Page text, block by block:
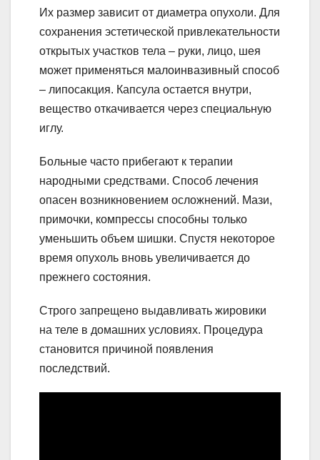
Их размер зависит от диаметра опухоли. Для
сохранения эстетической привлекательности
открытых участков тела – руки, лицо, шея
может применяться малоинвазивный способ
– липосакция. Капсула остается внутри,
вещество откачивается через специальную
иглу.
Больные часто прибегают к терапии
народными средствами. Способ лечения
опасен возникновением осложнений. Мази,
примочки, компрессы способны только
уменьшить объем шишки. Спустя некоторое
время опухоль вновь увеличивается до
прежнего состояния.
Строго запрещено выдавливать жировики
на теле в домашних условиях. Процедура
становится причиной появления
последствий.